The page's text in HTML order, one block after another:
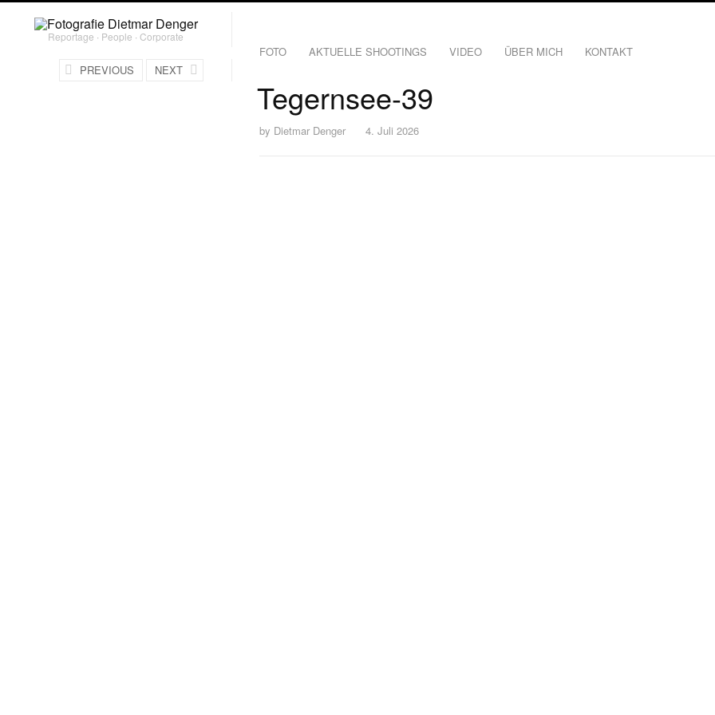
Reportage ∙ People ∙ Corporate
FOTO AKTUELLE SHOOTINGS VIDEO ÜBER MICH KONTAKT
Tegernsee-39
by Dietmar Denger 4. Juli 2026
PREVIOUS NEXT